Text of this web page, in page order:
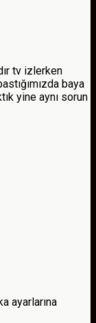
tv izlerken
baya
yine aynı sorun
ayarlarına